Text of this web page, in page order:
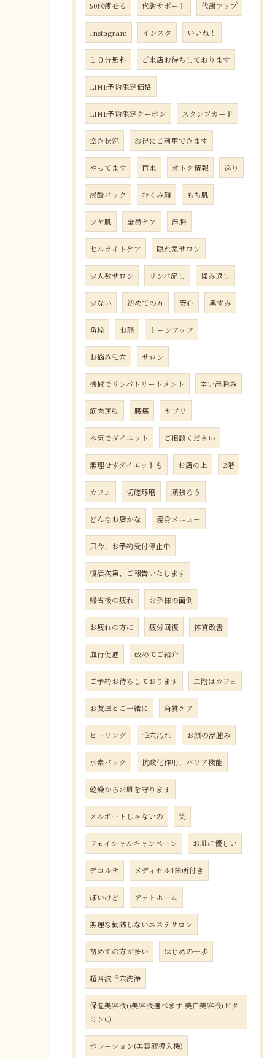
50代痩せる 代謝サポート 代謝アップ
Instagram インスタ いいね！
１０分無料 ご来店お待ちしております
LINE予約限定価格
LINE予約限定クーポン スタンプカード
空き状況 お得にご利用できます
やってます 再来 オトク情報 巡り
炭酸パック むくみ顔 もち肌
ツヤ肌 全員ケア 浮腫
セルライトケア 隠れ家サロン
少人数サロン リンパ流し 揉み返し
少ない 初めての方 安心 黒ずみ
角栓 お顔 トーンアップ
お悩み毛穴 サロン
機械でリンパトリートメント 辛い浮腫み
筋肉運動 腰痛 サプリ
本気でダイエット ご相談ください
無理せずダイエットも お店の上 2階
カフェ 切磋琢磨 頑張ろう
どんなお店かな 瘦身メニュー
只今、お予約受付停止中
復活次第、ご報告いたします
帰省後の疲れ お孫様の面倒
お疲れの方に 疲労回復 体質改善
血行促進 改めてご紹介
ご予約お待ちしております 二階はカフェ
お友達とご一緒に 角質ケア
ピーリング 毛穴汚れ お顔の浮腫み
水素パック 抗酸化作用、バリア機能
乾燥からお肌を守ります
メルポートじゃないの 笑
フェイシャルキャンペーン お肌に優しい
デコルテ メディセル1箇所付き
ぽいけど アットホーム
無理な勧誘しないエステサロン
初めての方が多い はじめの一歩
超音波毛穴洗浄
保湿美容液()美容液選べます 美白美容液(ビタ
ミンC)
ポレーション(美容液導入機)